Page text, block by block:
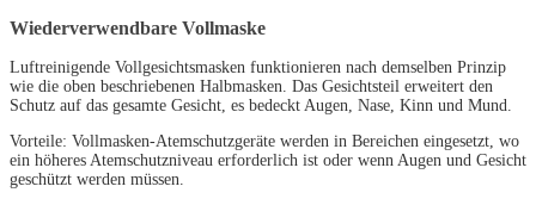
Wiederverwendbare Vollmaske
Luftreinigende Vollgesichtsmasken funktionieren nach demselben Prinzip
wie die oben beschriebenen Halbmasken. Das Gesichtsteil erweitert den
Schutz auf das gesamte Gesicht, es bedeckt Augen, Nase, Kinn und Mund.
Vorteile: Vollmasken-Atemschutzgeräte werden in Bereichen eingesetzt, wo
ein höheres Atemschutzniveau erforderlich ist oder wenn Augen und Gesicht
geschützt werden müssen.